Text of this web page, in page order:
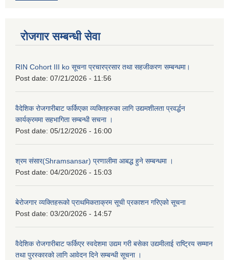
रोजगार सम्बन्धी सेवा
RIN Cohort III ko सूचना प्रचारप्रसार तथा सहजीकरण सम्बन्धमा।
Post date: 07/21/2026 - 11:56
वैदेशिक रोजगारीबाट फर्किएका व्यक्तिहरुका लागि उद्यमशीलता प्रवर्द्धन
कार्यक्रममा सहभागिता सम्बन्धी सचना ।
Post date: 05/12/2026 - 16:00
श्रम संसार(Shramsansar) प्रणालीमा आबद्ध हुने सम्बन्धमा ।
Post date: 04/20/2026 - 15:03
बेरोजगार व्यक्तिहरूको प्राथमिकताक्रम सूची प्रकाशन गरिएको सूचना
Post date: 03/20/2026 - 14:57
वैदेशिक रोजगारीबाट फर्किएर स्वदेशमा उद्यम गरी बसेका उद्यमीलाई राष्ट्रिय सम्मान
तथा पुरस्कारको लागि आवेदन दिने सम्बन्धी सूचना ।